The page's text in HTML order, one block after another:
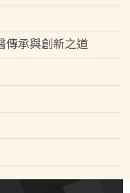
傳承與創新之道